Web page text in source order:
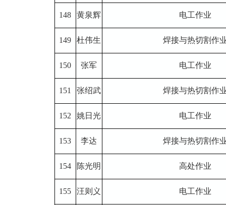
148 黄泉辉 电工作业
149 杜伟生 焊接与热切割作
150 张军 电工作业
151 张绍武 焊接与热切割作
152 姚日光 电工作业
153 李达 焊接与热切割作
154 陈光明 高处作业
155 汪则义 电工作业